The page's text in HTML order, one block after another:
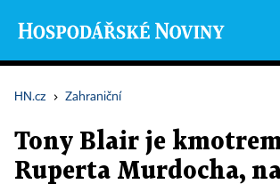
HN.cz › Zahraniční
Tony Blair je
Ruperta Murdocha,